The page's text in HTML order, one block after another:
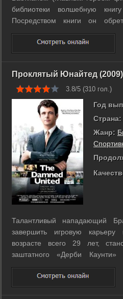
библиотеки волшебную
Посредством книги он
Фантазией. В итоге Фантазия
фантазий испорченного
Фантазии просит Бастиана
Проклятый Юнайтед (2009)
3.8/5 (310 гол.)
Год
Страна:
Жанр:
Талантливый нападающий
завершить игровую
возрасте всего 29 лет,
заштатного «Дерби
неожиданно для всех
Англии, после чего
Юнайтед». Фильм - о ярком, но